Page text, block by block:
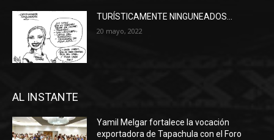
TURÍSTICAMENTE NINGUNEADOS…
20 mayo, 2022
AL INSTANTE
Yamil Melgar fortalece la vocación
exportadora de Tapachula con el Foro